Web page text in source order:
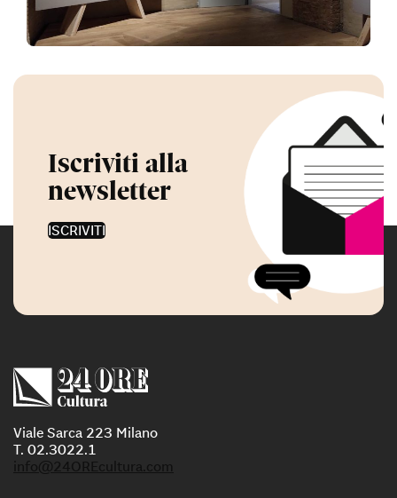
Iscriviti alla
newsletter
ISCRIVITI
Viale Sarca 223 Milano
T. 02.3022.1
info@24OREcultura.com